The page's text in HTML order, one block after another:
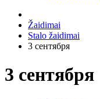
Žaidimai
Stalo žaidimai
3 сентября
3 сентября